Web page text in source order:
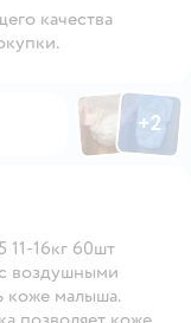
качества
ФотоФото
+2
16кг 60шт
с воздушными
коже малыша.